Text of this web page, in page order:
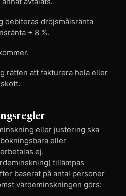
debiteras dröjsmålsränta
+ 8 %.
rätten att fakturera hela eller
eller justering ska
eller
ej.
tillämpas
baserat på antal personer
värdeminskningen görs: